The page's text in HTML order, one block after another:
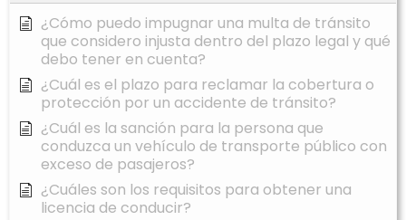
¿Cómo puedo impugnar una multa de tránsito
que considero injusta dentro del plazo legal y qué
debo tener en cuenta?
¿Cuál es el plazo para reclamar la cobertura o
protección por un accidente de tránsito?
¿Cuál es la sanción para la persona que
conduzca un vehículo de transporte público con
exceso de pasajeros?
¿Cuáles son los requisitos para obtener una
licencia de conducir?